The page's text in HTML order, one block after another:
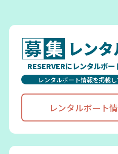
レン
RESERVERにレンタルボ
レンタルボート情報を掲載
レンタルボート